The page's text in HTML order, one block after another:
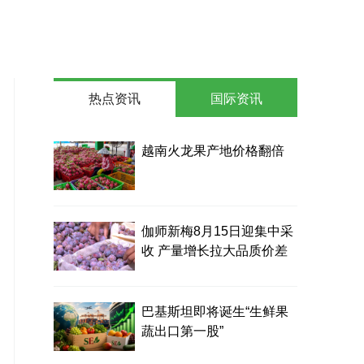
热点资讯
越南火龙果产地价格翻倍
伽师新梅8月15日迎集中采
收 产量增长拉大品质价差
巴基斯坦即将诞生“生鲜果
蔬出口第一股”
国际资讯